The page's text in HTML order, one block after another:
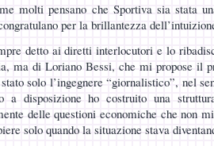
molti pensano che Sportiva sia stata
per la brillantezza
detto ai diretti interlocutori e lo
ma di Loriano Bessi, che mi propose il
solo l’ingegnere “giornalistico”, nel
a disposizione ho costruito una
delle questioni economiche che non
solo quando la situazione stava